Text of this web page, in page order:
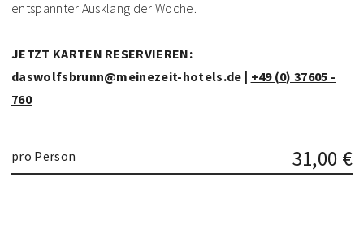
entspannter Ausklang der Woche.
JETZT KARTEN RESERVIEREN:
daswolfsbrunn@meinezeit-hotels.de | +49 (0) 37605 -
760
pro Person 31,00 €